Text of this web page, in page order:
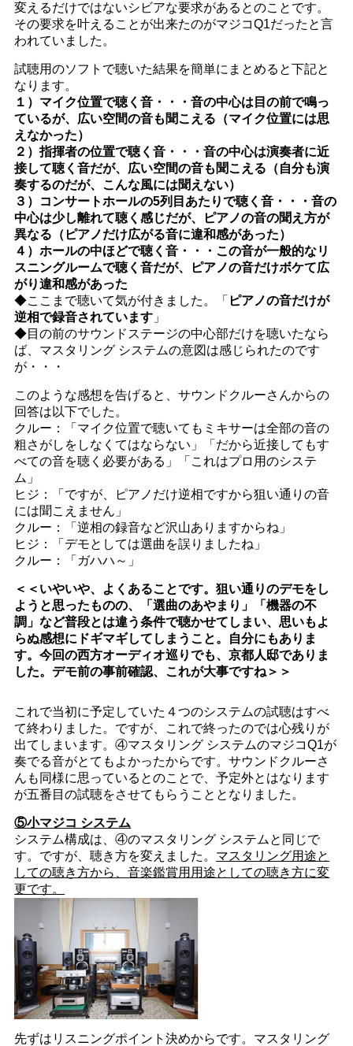
変えるだけではないシビアな要求があるとのことです。
その要求を叶えることが出来たのがマジコQ1だったと言
われていました。
試聴用のソフトで聴いた結果を簡単にまとめると下記と
なります。
１）マイク位置で聴く音・・・音の中心は目の前で鳴っ
ているが、広い空間の音も聞こえる（マイク位置には思
えなかった）
２）指揮者の位置で聴く音・・・音の中心は演奏者に近
接して聴く音だが、広い空間の音も聞こえる（自分も演
奏するのだが、こんな風には聞えない）
３）コンサートホールの5列目あたりで聴く音・・・音の
中心は少し離れて聴く感じだが、ピアノの音の聞え方が
異なる（ピアノだけ広がる音に違和感があった）
４）ホールの中ほどで聴く音・・・この音が一般的なリ
スニングルームで聴く音だが、ピアノの音だけボケて広
がり違和感があった
◆ここまで聴いて気が付きました。「 ピアノの音だけが
逆相で録音されています 」
◆目の前のサウンドステージの中心部だけを聴いたなら
ば、マスタリング システムの意図は感じられたのです
が・・・
このような感想を告げると、サウンドクルーさんからの
回答は以下でした。
クルー：「マイク位置で聴いてもミキサーは全部の音の
粗さがしをしなくてはならない」「だから近接してもす
べての音を聴く必要がある」「これはプロ用のシステ
ム」
ヒジ：「ですが、ピアノだけ逆相ですから狙い通りの音
には聞こえません」
クルー：「逆相の録音など沢山ありますからね」
ヒジ：「デモとしては選曲を誤りましたね」
クルー：「ガハハ～」
＜＜いやいや、よくあることです。狙い通りのデモをし
ようと思ったものの、「選曲のあやまり」「機器の不
調」など普段とは違う条件で聴かせてしまい、思いもよ
らぬ感想にドギマギしてしまうこと。自分にもありま
す。今回の西方オーディオ巡りでも、京都人邸でありま
した。デモ前の事前確認、これが大事ですね＞＞
これで当初に予定していた４つのシステムの試聴はすべ
て終わりました。ですが、これで終ったのでは心残りが
出てしまいます。④マスタリング システムのマジコQ1が
奏でる音がとてもよかったからです。サウンドクルーさ
んも同様に思っているとのことで、予定外とはなります
が五番目の試聴をさせてもらうこととなりました。
⑤小マジコ システム
システム構成は、④のマスタリング システムと同じで
す。ですが、聴き方を変えました。 マスタリング用途と
しての聴き方から、音楽鑑賞用用途としての聴き方に変
更です。
先ずはリスニングポイント決めからです。マスタリング